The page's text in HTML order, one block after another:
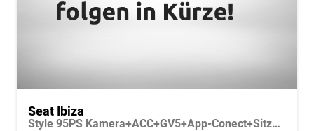
Seat Ibiza
Style 95PS Kamera+ACC+GV5+App-Conect+Sitzheizung+ParkPilot hinten